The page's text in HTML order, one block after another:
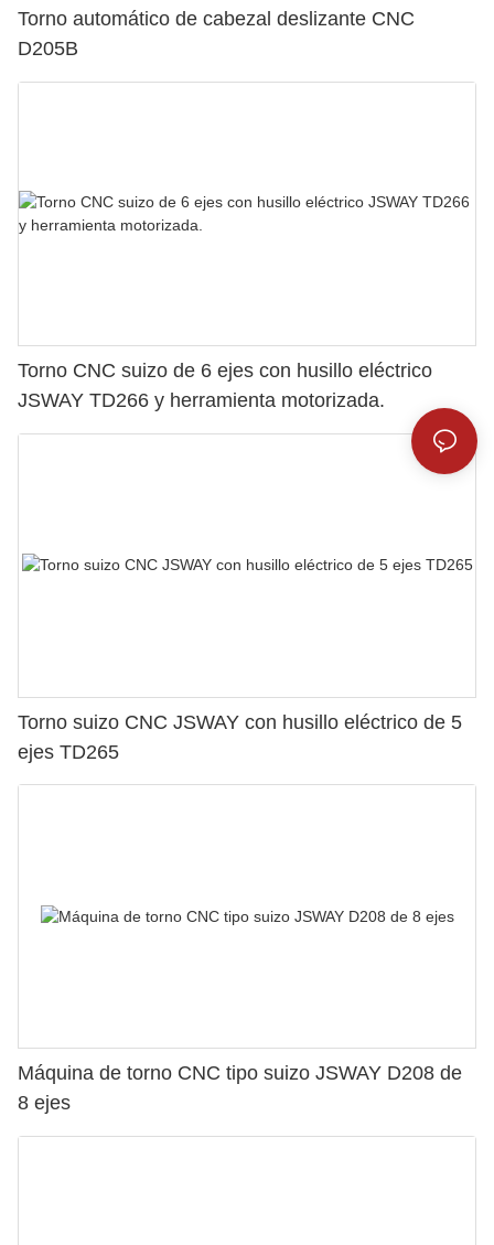
Torno automático de cabezal deslizante CNC
D205B
Torno CNC suizo de 6 ejes con husillo eléctrico
JSWAY TD266 y herramienta motorizada.
Torno suizo CNC JSWAY con husillo eléctrico de 5
ejes TD265
Máquina de torno CNC tipo suizo JSWAY D208 de
8 ejes